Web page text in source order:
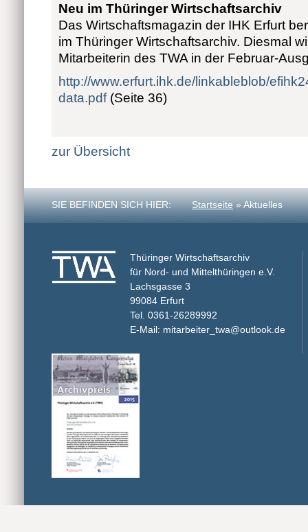
Neu im Thüringer Wirtschaftsarchiv
Das Wirtschaftsmagazin der IHK Erfurt
im Thüringer Wirtschaftsarchiv. Diesmal
Mitarbeiterin des TWA in der Februar-
http://www.erfurt.ihk.de/linkableblob/
data.pdf(Seite 36)
zur Übersicht
SIE BEFINDEN SICH HIER: Startseite» Aktuelles
Thüringer Wirtschaftsarchiv
für Nord- und Mittelthüringen e.V.
Lachsgasse 3
99084 Erfurt
Tel. 0361-26289992
E-Mail: mitarbeiter_twa@outlook.de